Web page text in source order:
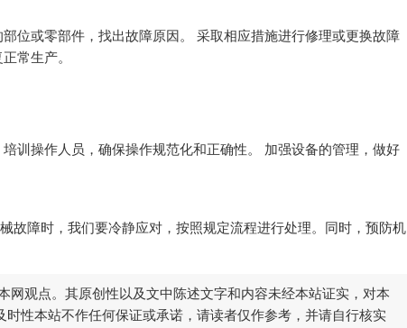
位或零部件，找出故障原因。 采取相应措施进行修理或更换故障
常生产。
训操作人员，确保操作规范化和正确性。 加强设备的管理，做好
故障时，我们要冷静应对，按照规定流程进行处理。同时，预防机
网观点。其原创性以及文中陈述文字和内容未经本站证实，对本
性本站不作任何保证或承诺，请读者仅作参考，并请自行核实